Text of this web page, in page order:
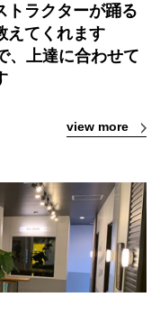
トラクターが踊る
えてくれます
、上達に合わせて
view more